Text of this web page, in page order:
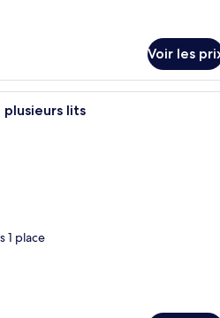
Voir les
Une chambre d’hôtel
plusieurs lits
1 place